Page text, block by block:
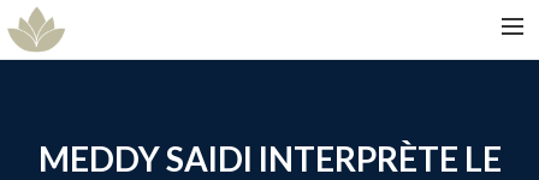
MEDDY SAIDI INTERPRÈTE LE